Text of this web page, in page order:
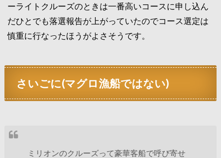
ーライトクルーズのときは一番高いコースに申し込ん
だひとでも落選報告が上がっていたのでコース選定は
慎重に行なったほうがよさそうです。
さいごに(マグロ漁船ではない)
ミリオンのクルーズって豪華客船で呼び寄せ